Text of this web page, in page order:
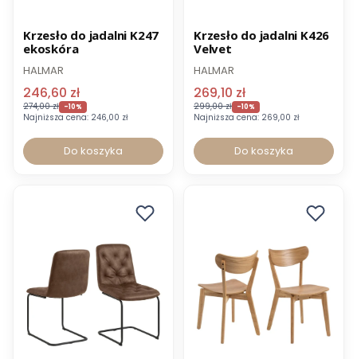
Promocja
-8% z kodem MEBEL
Krzesło do jadalni K247
ekoskóra
HALMAR
246,60 zł
274,00 zł -10%
Najniższa cena: 246,00 zł
Do koszyka
Promocja
-8% z kodem MEBEL
Krzesło do jadalni K426
Velvet
HALMAR
269,10 zł
299,00 zł -10%
Najniższa cena: 269,00 zł
Do koszyka